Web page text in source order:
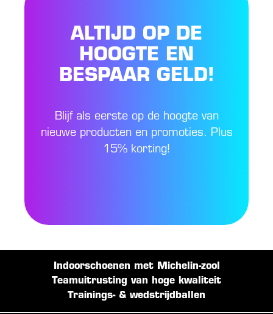
ALTIJD OP DE
HOOGTE EN
BESPAAR GELD!
Blijf als eerste op de hoogte van
nieuwe producten en promoties. Plus
15% korting!
Indoorschoenen met Michelin-zool
Teamuitrusting van hoge kwaliteit
Trainings- & wedstrijdballen